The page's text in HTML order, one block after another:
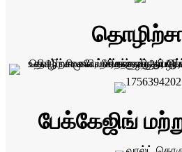
பேக்கேஜிங்